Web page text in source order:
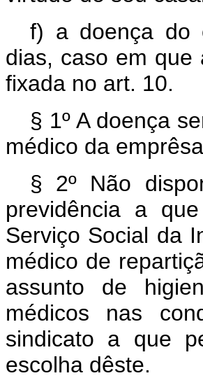
f) a doença do
dias, caso em que
fixada no art. 10.
§ 1º A doença
médico da
§ 2º Não
previdência a
Serviço Social da
médico de
assunto de
médicos nas
sindicato a que
escolha dêste.